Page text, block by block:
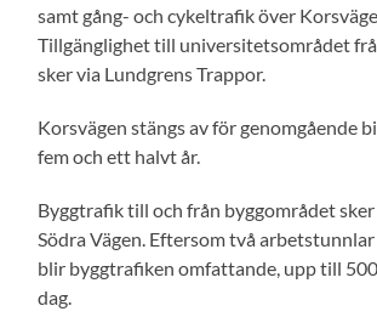
samt gång- och cykeltrafik över
Tillgänglighet till universitetsområdet
sker via Lundgrens Trappor.
Korsvägen stängs av för genomgående
fem och ett halvt år.
Byggtrafik till och från byggområdet
Södra Vägen. Eftersom två
blir byggtrafiken omfattande, upp till
dag.